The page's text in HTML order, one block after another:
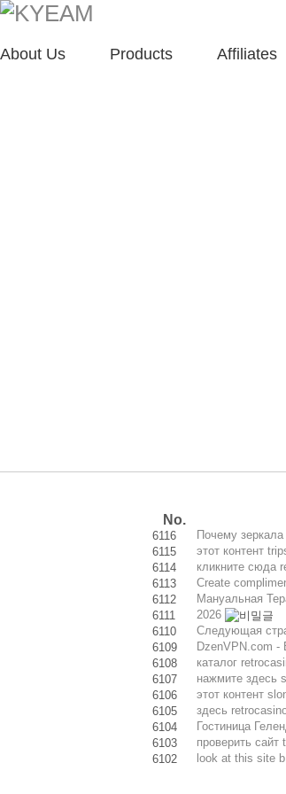
About Us Products Affiliates
No.
6116 Почему
6115
этот контент
6114
кликните сюда
6113
Create
6112
Мануальная
6111
2026
6110
Следующая
6109
DzenVPN.com
6108
каталог
6107
нажмите здесь
6106
этот контент
6105
здесь
6104
Гостиница
6103
проверить сайт
6102
look at this site b